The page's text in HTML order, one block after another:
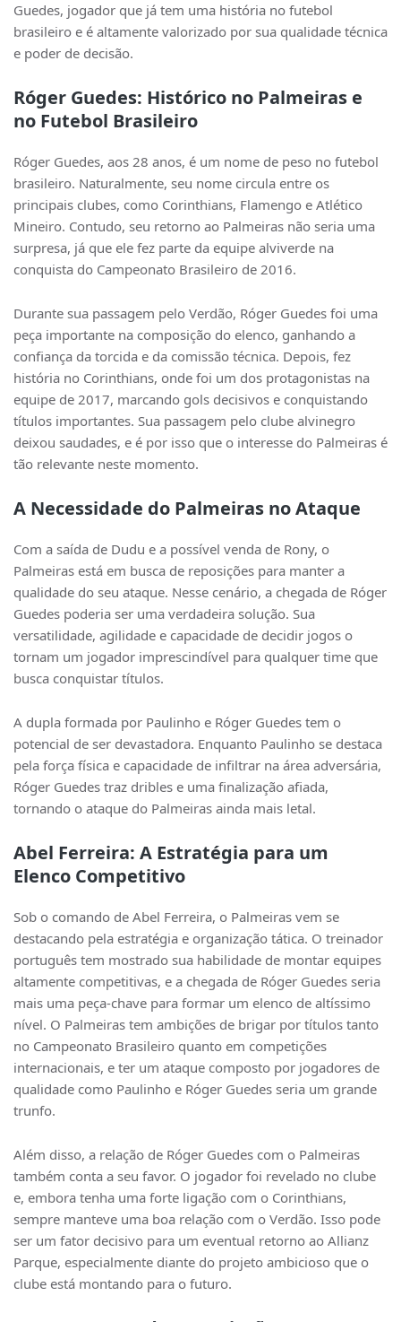
Guedes, jogador que já tem uma história no futebol
brasileiro e é altamente valorizado por sua qualidade técnica
e poder de decisão.
Róger Guedes: Histórico no Palmeiras e
no Futebol Brasileiro
Róger Guedes, aos 28 anos, é um nome de peso no futebol
brasileiro. Naturalmente, seu nome circula entre os
principais clubes, como Corinthians, Flamengo e Atlético
Mineiro. Contudo, seu retorno ao Palmeiras não seria uma
surpresa, já que ele fez parte da equipe alviverde na
conquista do Campeonato Brasileiro de 2016.
Durante sua passagem pelo Verdão, Róger Guedes foi uma
peça importante na composição do elenco, ganhando a
confiança da torcida e da comissão técnica. Depois, fez
história no Corinthians, onde foi um dos protagonistas na
equipe de 2017, marcando gols decisivos e conquistando
títulos importantes. Sua passagem pelo clube alvinegro
deixou saudades, e é por isso que o interesse do Palmeiras é
tão relevante neste momento.
A Necessidade do Palmeiras no Ataque
Com a saída de Dudu e a possível venda de Rony, o
Palmeiras está em busca de reposições para manter a
qualidade do seu ataque. Nesse cenário, a chegada de Róger
Guedes poderia ser uma verdadeira solução. Sua
versatilidade, agilidade e capacidade de decidir jogos o
tornam um jogador imprescindível para qualquer time que
busca conquistar títulos.
A dupla formada por Paulinho e Róger Guedes tem o
potencial de ser devastadora. Enquanto Paulinho se destaca
pela força física e capacidade de infiltrar na área adversária,
Róger Guedes traz dribles e uma finalização afiada,
tornando o ataque do Palmeiras ainda mais letal.
Abel Ferreira: A Estratégia para um
Elenco Competitivo
Sob o comando de Abel Ferreira, o Palmeiras vem se
destacando pela estratégia e organização tática. O treinador
português tem mostrado sua habilidade de montar equipes
altamente competitivas, e a chegada de Róger Guedes seria
mais uma peça-chave para formar um elenco de altíssimo
nível. O Palmeiras tem ambições de brigar por títulos tanto
no Campeonato Brasileiro quanto em competições
internacionais, e ter um ataque composto por jogadores de
qualidade como Paulinho e Róger Guedes seria um grande
trunfo.
Além disso, a relação de Róger Guedes com o Palmeiras
também conta a seu favor. O jogador foi revelado no clube
e, embora tenha uma forte ligação com o Corinthians,
sempre manteve uma boa relação com o Verdão. Isso pode
ser um fator decisivo para um eventual retorno ao Allianz
Parque, especialmente diante do projeto ambicioso que o
clube está montando para o futuro.